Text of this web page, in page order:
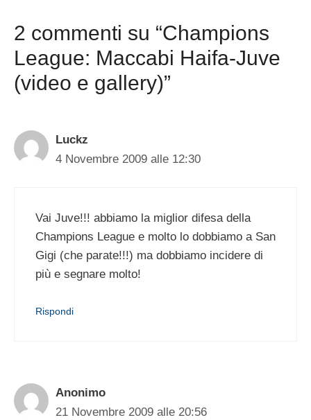
2 commenti su “Champions
League: Maccabi Haifa-Juve
(video e gallery)”
Luckz
4 Novembre 2009 alle 12:30
Vai Juve!!! abbiamo la miglior difesa della
Champions League e molto lo dobbiamo a San
Gigi (che parate!!!) ma dobbiamo incidere di
più e segnare molto!
Rispondi
Anonimo
21 Novembre 2009 alle 20:56